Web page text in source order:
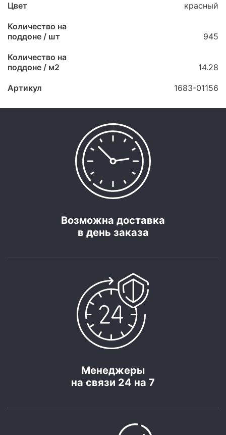
Цвет красный
Количество на
поддоне / шт
945
Количество на
поддоне / м2
14.28
Артикул 1683-01156
Возможна доставка
в день заказа
Менеджеры
на связи 24 на 7